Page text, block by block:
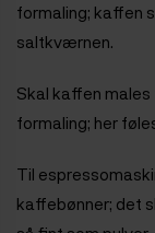
formaling; kaffen
saltkværnen.
Skal kaffen
formaling; her
Til
kaffebønner; det